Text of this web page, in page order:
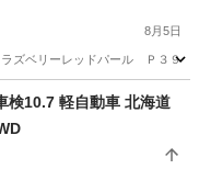
8月5日
ベリーレッドパール Ｐ３９ グ
ekワゴン
検10.7 軽自動車 北海道
ンＲ FA 4WD